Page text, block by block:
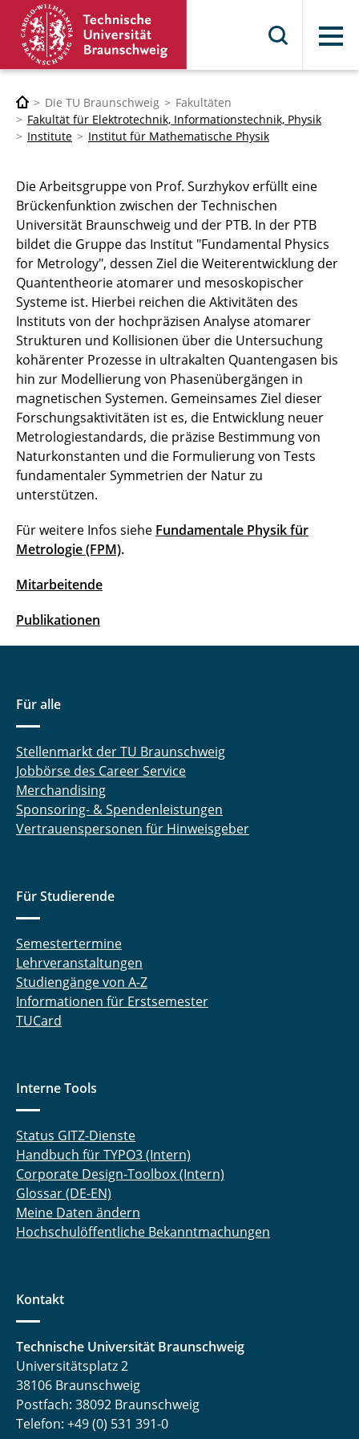
Menü
Die TU Braunschweig
Fakultäten
Fakultät für Elektrotechnik, Informationstechnik, Physik
Institute
Institut für Mathematische Physik
Die Arbeitsgruppe von Prof. Surzhykov erfüllt eine
Brückenfunktion zwischen der Technischen
Universität Braunschweig und der PTB. In der PTB
bildet die Gruppe das Institut "Fundamental Physics
for Metrology", dessen Ziel die Weiterentwicklung der
Quantentheorie atomarer und mesoskopischer
Systeme ist. Hierbei reichen die Aktivitäten des
Instituts von der hochpräzisen Analyse atomarer
Strukturen und Kollisionen über die Untersuchung
kohärenter Prozesse in ultrakalten Quantengasen bis
hin zur Modellierung von Phasenübergängen in
magnetischen Systemen. Gemeinsames Ziel dieser
Forschungsaktivitäten ist es, die Entwicklung neuer
Metrologiestandards, die präzise Bestimmung von
Naturkonstanten und die Formulierung von Tests
fundamentaler Symmetrien der Natur zu
unterstützen.
Für weitere Infos siehe Fundamentale Physik für
Metrologie (FPM).
Mitarbeitende
Publikationen
Für alle
Stellenmarkt der TU Braunschweig
Jobbörse des Career Service
Merchandising
Sponsoring- & Spendenleistungen
Vertrauenspersonen für Hinweisgeber
Für Studierende
Semestertermine
Lehrveranstaltungen
Studiengänge von A-Z
Informationen für Erstsemester
TUCard
Interne Tools
Status GITZ-Dienste
Handbuch für TYPO3 (Intern)
Corporate Design-Toolbox (Intern)
Glossar (DE-EN)
Meine Daten ändern
Hochschulöffentliche Bekanntmachungen
Kontakt
Technische Universität Braunschweig
Universitätsplatz 2
38106 Braunschweig
Postfach: 38092 Braunschweig
Telefon: +49 (0) 531 391-0